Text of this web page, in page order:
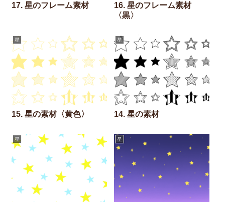
17. 星のフレーム素材
16. 星のフレーム素材
〈黒〉
星
15. 星の素材〈黄色〉
星
14. 星の素材
星 星